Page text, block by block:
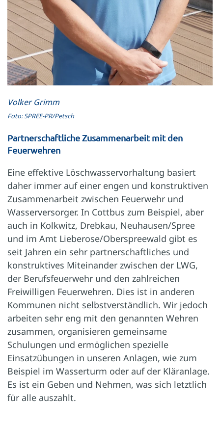
Volker Grimm
Foto: SPREE-PR/Petsch
Partnerschaft­liche Zusammen­arbeit mit den
Feuerwehren
Eine effektive Löschwasservorhaltung basiert
daher immer auf einer engen und konstruktiven
Zusammenarbeit zwischen Feuerwehr und
Wasserversorger. In Cottbus zum Beispiel, aber
auch in Kolkwitz, Drebkau, Neuhausen/Spree
und im Amt Lieberose/Oberspreewald gibt es
seit Jahren ein sehr partnerschaftliches und
konstruktives Miteinander zwischen der LWG,
der Berufsfeuerwehr und den zahlreichen
Freiwilligen Feuerwehren. Dies ist in anderen
Kommunen nicht selbstverständlich. Wir jedoch
arbeiten sehr eng mit den genannten Wehren
zusammen, organisieren gemeinsame
Schulungen und ermöglichen spezielle
Einsatzübungen in unseren Anlagen, wie zum
Beispiel im Wasserturm oder auf der Kläranlage.
Es ist ein Geben und Nehmen, was sich letztlich
für alle auszahlt.